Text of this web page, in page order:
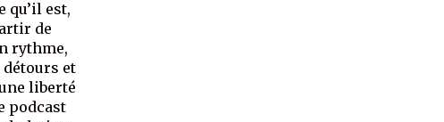
qu’il est,
de
rythme,
détours et
liberté
podcast